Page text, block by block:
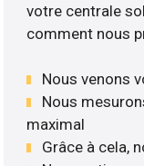
votre centrale
comment nous
Nous venons
Nous
maximal
Grâce à cela,